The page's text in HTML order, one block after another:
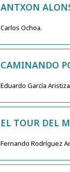
ANTXON
Carlos Ochoa.
CAMINANDO
Eduardo García
EL TOUR DEL
Fernando Rodríguez